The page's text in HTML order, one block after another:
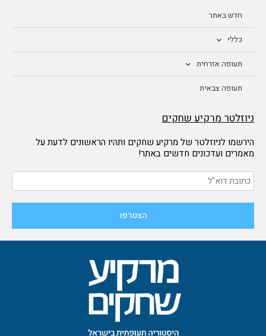
חדש באתר
כללי
תעופה אזרחית
תעופה צבאית
ניוזלטר מרקיע שחקים
הירשמו לניוזלטר של מרקיע שחקים ותהיו הראשונים לדעת על
מאמרים ועדכונים חדשים באתר!